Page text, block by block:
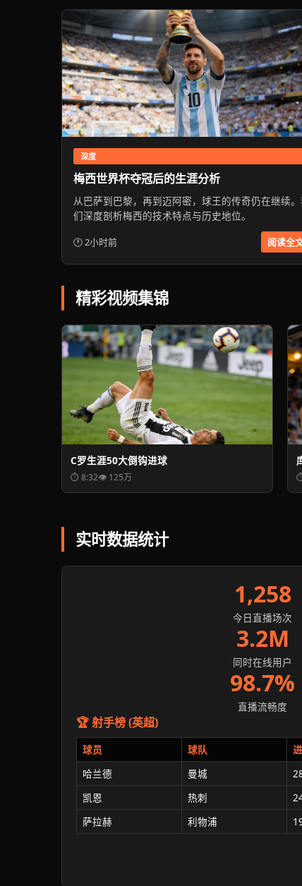
深度
梅西世界杯夺冠后的生涯分析
从巴萨到巴黎，再到迈阿密，球王的传奇仍在继续
们深度剖析梅西的技术特点与历史地位。
🕐 2小时前 阅读全
精彩视频集锦
C罗生涯50大倒钩进球
⏱ 8:32👁 125万
实时数据统计
1,258
今日直播场次
3.2M
同时在线用户
98.7%
直播流畅度
🏆 射手榜 (英超)
球员 球队
哈兰德
曼城
凯恩
热刺
萨拉赫
利物浦